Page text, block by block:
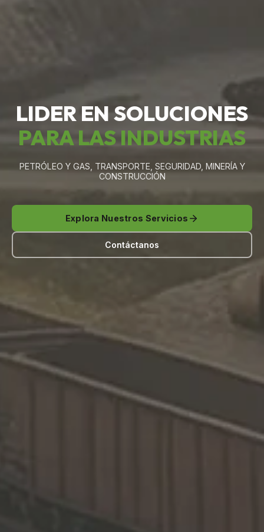
LIDER EN SOLUCIONES
PARA LAS INDUSTRIAS
PETRÓLEO Y GAS, TRANSPORTE, SEGURIDAD, MINERÍA Y
CONSTRUCCIÓN
Explora Nuestros Servicios
Contáctanos